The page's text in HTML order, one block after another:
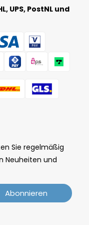
UPS, PostNL und
Sie regelmäßig
Neuheiten und
Abonnieren